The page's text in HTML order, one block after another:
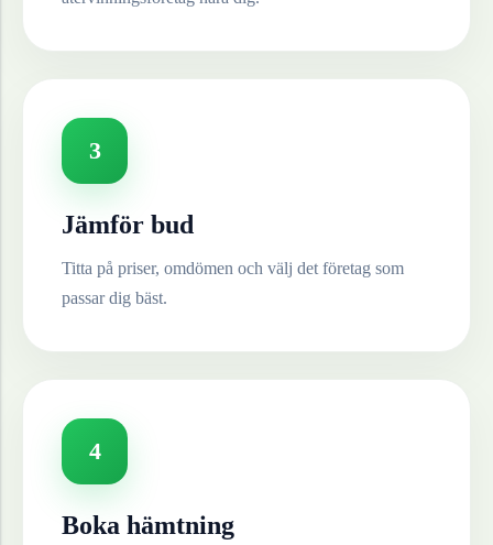
3
Jämför bud
Titta på priser, omdömen och välj det företag som
passar dig bäst.
4
Boka hämtning